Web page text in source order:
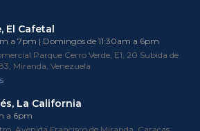
El Cafetal
a 7pm | Domingos de 11:30am a 6pm
Parque Cerro Verde, E1, 20 Subida de
Miranda, Venezuela
La California
a 6pm